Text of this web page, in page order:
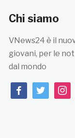
Chi siamo
VNews24 è il
giovani, per le
dal mondo
facebooktwitter